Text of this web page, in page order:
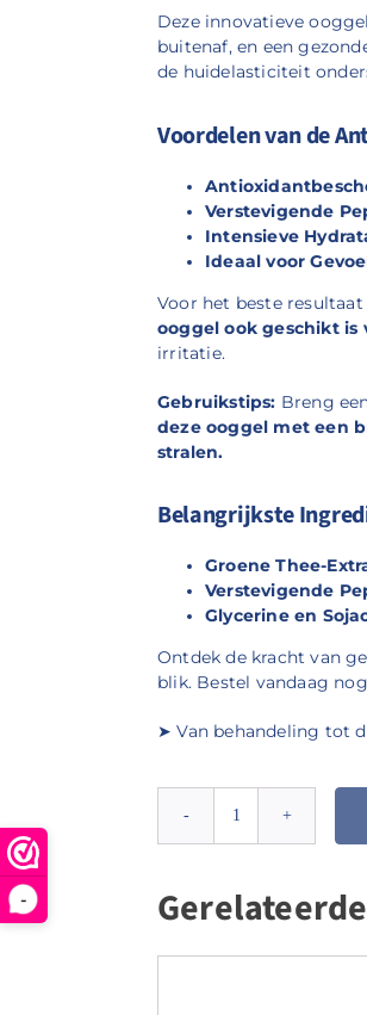
-
Deze innovatieve
buitenaf, en een
de huidelasticiteit
Voordelen van de
Verstevigende
Intensieve
Ideaal voor
Voor het beste resultaat
ooggel ook geschikt is
irritatie.
Gebruikstips: Breng
deze ooggel met een
stralen.
Belangrijkste
Groene Thee-
Verstevigende
Glycerine en
Ontdek de kracht van
blik. Bestel vandaag
➤ Van behandeling tot
Environ
Antioxidant
&
Peptide